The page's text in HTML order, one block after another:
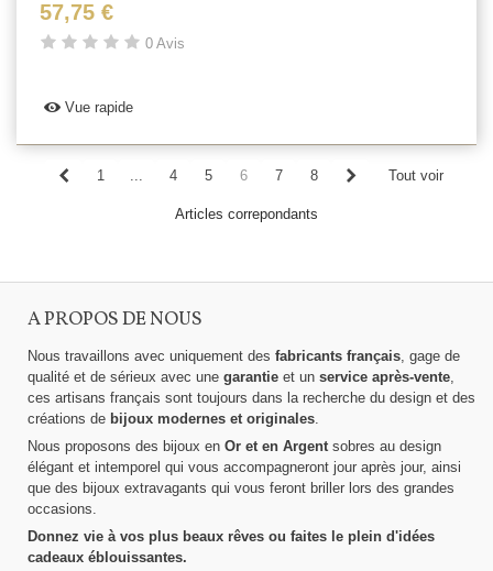
57,75 €
0 Avis
Vue rapide
1 4 5 6 7 8 Tout voir
Articles correpondants
A PROPOS DE NOUS
Nous travaillons avec uniquement des fabricants français , gage de
qualité et de sérieux avec une garantie et un service après-vente
ces artisans français sont toujours dans la recherche du design et des
créations de bijoux modernes et originales
Nous proposons des bijoux en Or et en Argent sobres au design
élégant et intemporel qui vous accompagneront jour après jour, ainsi
que des bijoux extravagants qui vous feront briller lors des grandes
occasions.
Donnez vie à vos plus beaux rêves ou faites le plein d'idées
cadeaux éblouissantes.